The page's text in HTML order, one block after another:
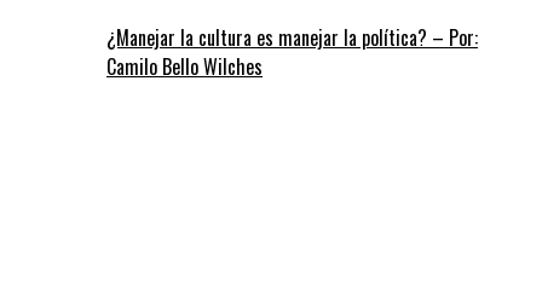
¿Manejar la cultura es manejar la política? – Por:
Camilo Bello Wilches